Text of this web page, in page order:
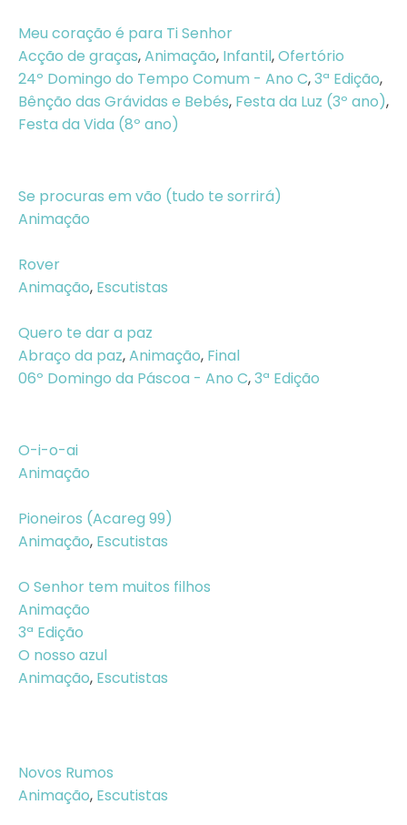
Meu coração é para Ti Senhor
Acção de graças,Animação, Infantil,Ofertório
24º Domingo do Tempo Comum - Ano C,3ª Edição,
Bênção das Grávidas e Bebés, Festa da Luz (3º ano),
Festa da Vida (8º ano)
Se procuras em vão (tudo te sorrirá)
Animação
Rover
Animação, Escutistas
Quero te dar a paz
Abraço da paz,Animação, Final
06º Domingo da Páscoa - Ano C,3ª Edição
O-i-o-ai
Animação
Pioneiros (Acareg 99)
Animação, Escutistas
O Senhor tem muitos filhos
Animação
3ª Edição
O nosso azul
Animação, Escutistas
Novos Rumos
Animação, Escutistas